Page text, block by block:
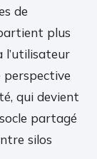
de
plus
l’utilisateur
perspective
qui devient
partagé
silos